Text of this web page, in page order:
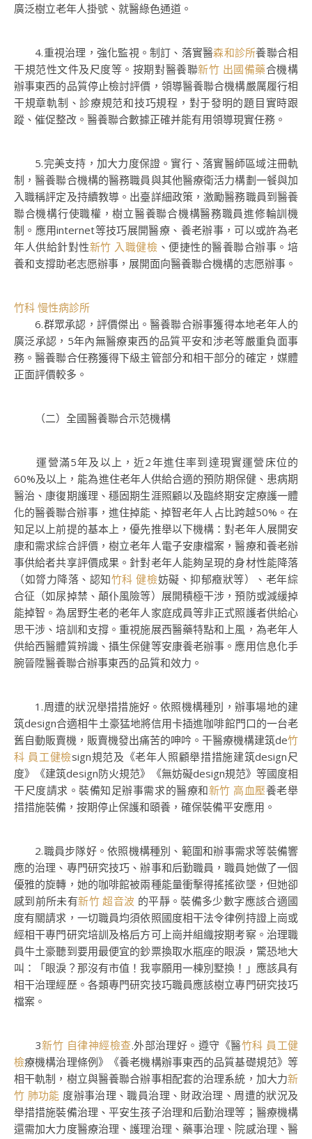
廣泛樹立老年人掛號、就醫綠色通道。
4.重視治理，強化監視。制訂、落實醫森和診所養聯合相
干規范性文件及尺度等。按期對醫養聯新竹 出國備藥合機構
辦事東西的品質停止檢討評價，領導醫養聯合機構嚴厲履行相
干規章軌制、診療規范和技巧規程，對于發明的題目實時跟
蹤、催促整改。醫養聯合數據正確并能有用領導現實任務。
5.完美支持，加大力度保證。實行、落實醫師區域注冊軌
制，醫養聯合機構的醫務職員與其他醫療衛活力構劃一餐與加
入職稱評定及持續教導。出臺詳細政策，激勵醫務職員到醫養
聯合機構行使職權，樹立醫養聯合機構醫務職員進修輪訓機
制。應用internet等技巧展開醫療、養老辦事，可以或許為老
年人供給針對性新竹 入職健檢 、便捷性的醫養聯合辦事。培
養和支撐助老志愿辦事，展開面向醫養聯合機構的志愿辦事。
竹科 慢性病診所
6.群眾承認，評價傑出。醫養聯合辦事獲得本地老年人的
廣泛承認，5年內無醫療東西的品質平安和涉老等嚴重負面事
務。醫養聯合任務獲得下級主管部分和相干部分的確定，媒體
正面評價較多。
（二）全國醫養聯合示范機構
運營滿5年及以上，近2年進住率到達現實運營床位的
60%及以上，能為進住老年人供給合適的預防期保健、患病期
醫治、康復期護理、穩固期生涯照顧以及臨終期安定療護一體
化的醫養聯合辦事，進住掉能、掉智老年人占比跨越50%。在
知足以上前提的基本上，優先推舉以下機構：對老年人展開安
康和需求綜合評價，樹立老年人電子安康檔案，醫療和養老辦
事供給者共享評價成果。針對老年人能夠呈現的身材性能降落
（如膂力降落、認知竹科 健檢妨礙、抑郁癥狀等）、老年綜
合征（如尿掉禁、顛仆風險等）展開積極干涉，預防或減緩掉
能掉智。為居野生老的老年人家庭成員等非正式照護者供給心
思干涉、培訓和支撐。重視施展西醫藥特點和上風，為老年人
供給西醫體質辨識、攝生保健等安康養老辦事。應用信息化手
腕晉陞醫養聯合辦事東西的品質和效力。
1.周遭的狀況舉措措施好。依照機構種別，辦事場地的建
筑design合適相牛土豪猛地將信用卡插進咖啡館門口的一台老
舊自動販賣機，販賣機發出痛苦的呻吟。干醫療機構建筑de竹
科 員工健檢sign規范及《老年人照顧舉措措施建筑design尺
度》《建筑design防火規范》《無妨礙design規范》等國度相
干尺度請求。裝備知足辦事需求的醫療和新竹 高血壓養老舉
措措施裝備，按期停止保護和頤養，確保裝備平安應用。
2.職員步隊好。依照機構種別、範圍和辦事需求等裝備響
應的治理、專門研究技巧、辦事和后勤職員，職員她做了一個
優雅的旋轉，她的咖啡館被兩種能量衝擊得搖搖欲墜，但她卻
感到前所未有新竹 超音波 的平靜。裝備多少數字應該合適國
度有關請求，一切職員均須依照國度相干法令律例持證上崗或
經相干專門研究培訓及格后方可上崗并組織按期考察。治理職
員牛土豪聽到要用最便宜的鈔票換取水瓶座的眼淚，驚恐地大
叫：「眼淚？那沒有市值！我寧願用一棟別墅換！」應該具有
相干治理經歷。各類專門研究技巧職員應該樹立專門研究技巧
檔案。
3新竹 自律神經檢查.外部治理好。遵守《醫竹科 員工健
檢療機構治理條例》《養老機構辦事東西的品質基礎規范》等
相干軌制，樹立與醫養聯合辦事相配套的治理系統，加大力新
竹 肺功能 度辦事治理、職員治理、財政治理、周遭的狀況及
舉措措施裝備治理、平安生孩子治理和后勤治理等；醫療機構
還需加大力度醫療治理、護理治理、藥事治理、院感治理、醫